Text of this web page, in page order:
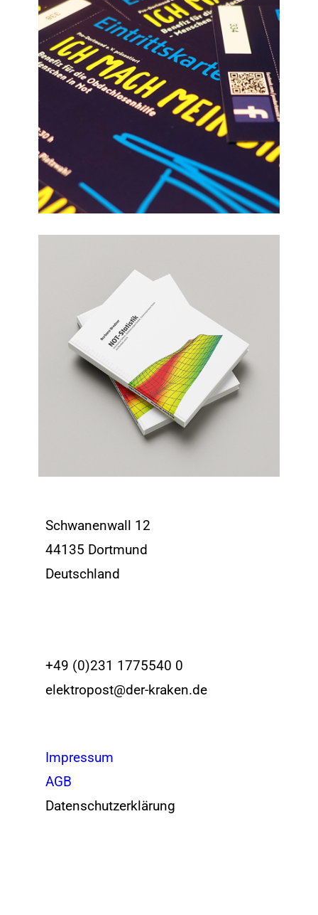
Barbara Bredner
Schwanenwall 12
44135 Dortmund
Deutschland
+49 (0)231 1775540 0
elektropost@der-kraken.de
Impressum
AGB
Datenschutzerklärung